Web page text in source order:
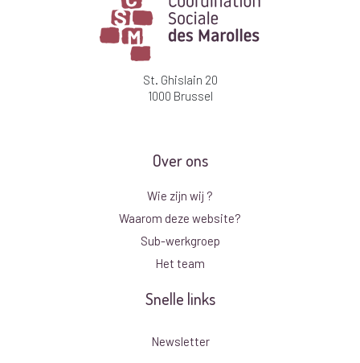
St. Ghislain 20
1000 Brussel
Over ons
Wie zijn wij ?
Waarom deze website?
Sub-werkgroep
Het team
Snelle links
Newsletter